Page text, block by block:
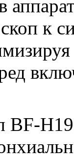
к
BF-